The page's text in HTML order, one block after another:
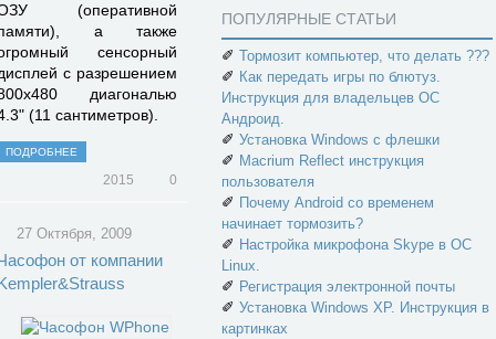
(оперативной
а также
сенсорный
с разрешением
диагональю
(11 сантиметров).
ПОДРОБНЕЕ
2015 0
27 Октября, 2009
от компании
ПОПУЛЯРНЫЕ СТАТЬИ
✐ Тормозит компьютер, что делать ???
✐ Как передать игры по блютуз.
Инструкция для владельцев ОС
Андроид.
✐ Установка Windows с флешки
✐ Macrium Reflect инструкция
пользователя
✐ Почему Android со временем
начинает тормозить?
✐ Настройка микрофона Skype в ОС
Linux.
✐ Регистрация электронной почты
✐ Установка Windows XP. Инструкция в
картинках